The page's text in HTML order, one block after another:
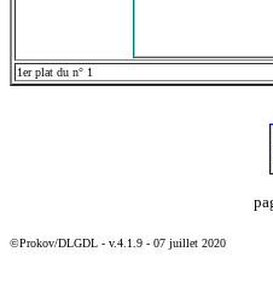
1er plat du n° 1
©Prokov/DLGDL - v.4.1.9 - 07 juillet 2020